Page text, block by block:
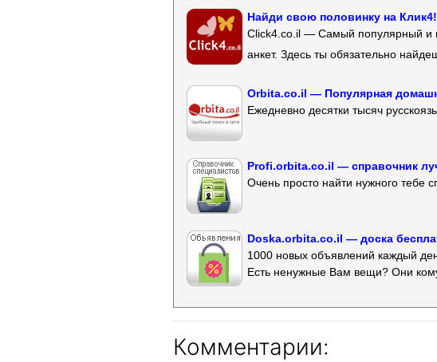
Найди свою половинку на Клик4!
Click4.co.il — Самый популярный и
анкет. Здесь ты обязательно
Orbita.co.il — Популярная
Ежедневно десятки тысяч
Profi.orbita.co.il — справочник
Очень просто найти нужного тебе
Doska.orbita.co.il — доска
1000 новых объявлений каждый
Есть ненужные Вам вещи? Они
Комментарии: